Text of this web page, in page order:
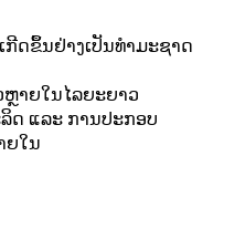
ດຂຶ້ນຢ່າງເປັນທຳມະຊາດ
ຫຼາຍໃນໄລຍະຍາວ
ດ ແລະ ການປະກອບ
ຍໃນ